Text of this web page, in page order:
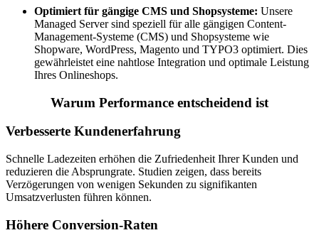
Optimiert für gängige CMS und Shopsysteme: Unsere
Managed Server sind speziell für alle gängigen Content-
Management-Systeme (CMS) und Shopsysteme wie
Shopware, WordPress, Magento und TYPO3 optimiert. Dies
gewährleistet eine nahtlose Integration und optimale Leistung
Ihres Onlineshops.
Warum Performance entscheidend ist
Verbesserte Kundenerfahrung
Schnelle Ladezeiten erhöhen die Zufriedenheit Ihrer Kunden und
reduzieren die Absprungrate. Studien zeigen, dass bereits
Verzögerungen von wenigen Sekunden zu signifikanten
Umsatzverlusten führen können.
Höhere Conversion-Raten